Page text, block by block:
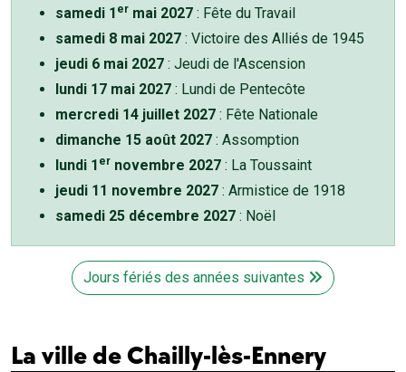
samedi 1 er mai 2027 : Fête du Travail
samedi 8 mai 2027 : Victoire des Alliés de 1945
jeudi 6 mai 2027 : Jeudi de l'Ascension
lundi 17 mai 2027 : Lundi de Pentecôte
mercredi 14 juillet 2027 : Fête Nationale
dimanche 15 août 2027 : Assomption
lundi 1 er novembre 2027 : La Toussaint
jeudi 11 novembre 2027 : Armistice de 1918
samedi 25 décembre 2027 : Noël
Jours fériés des années suivantes
La ville de Chailly-lès-Ennery